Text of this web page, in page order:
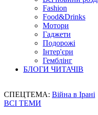
Fashion
Food&Drinks
Мотори
Гаджети
Подорожі
Інтер'єри
Гемблінг
БЛОГИ ЧИТАЧІВ
СПЕЦТЕМА: Війна в Ірані
ВСІ ТЕМИ